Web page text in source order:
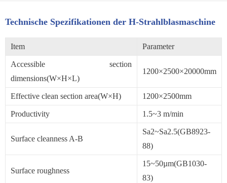
Technische Spezifikationen der H-Strahlblasmaschine
Item Parameter
Accessible section
dimensions(W×H×L)
1200×2500×20000mm
Effective clean section area(W×H) 1200×2500mm
Productivity 1.5~3 m/min
Surface cleanness A-B
Sa2~Sa2.5(GB8923-
88)
Surface roughness
15~50µm(GB1030-
83)